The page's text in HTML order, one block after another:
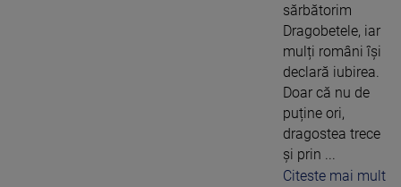
sărbătorim
Dragobetele, iar
mulți români își
declară iubirea.
Doar că nu de
puține ori,
dragostea trece
și prin ...
Citeste mai mult